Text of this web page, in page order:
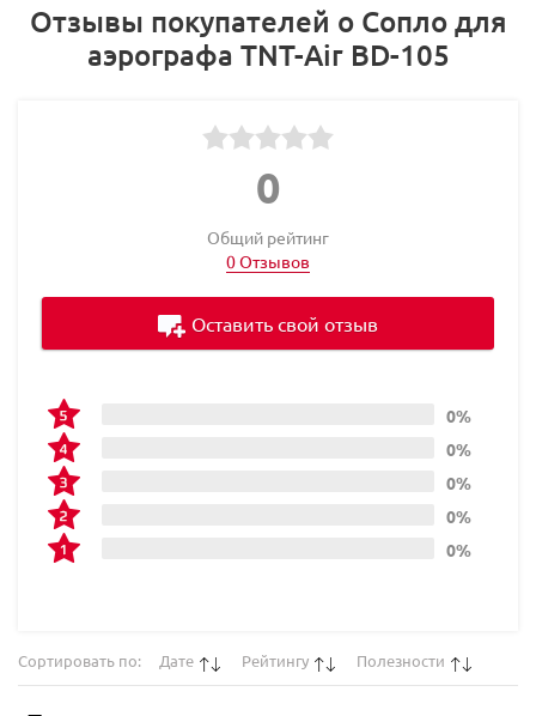
Отзывы покупателей о Сопло для
аэрографа TNT-Air BD-105
0
Общий рейтинг
0 Отзывов
0%
0%
0%
0%
0%
Оставить свой отзыв
Сортировать по: Дате Рейтингу Полезности